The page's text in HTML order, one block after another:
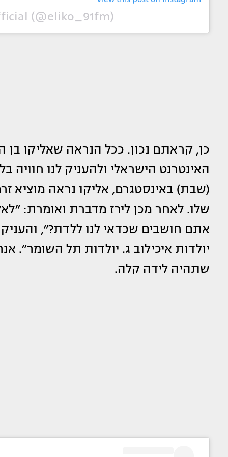
(@eliko_91fm)
האינטרנט הישראלי ולהעניק לנו חוויה
(שבת) באינסטגרם, אליקו נראה מוציא
שלו. לאחר מכן לירז מדברת ואומרת:
אתם חושבים שכדאי לנו ללדת?״,
יולדות איכילוב ג. יולדות תל השומר״.
שתהיה לידה קלה.